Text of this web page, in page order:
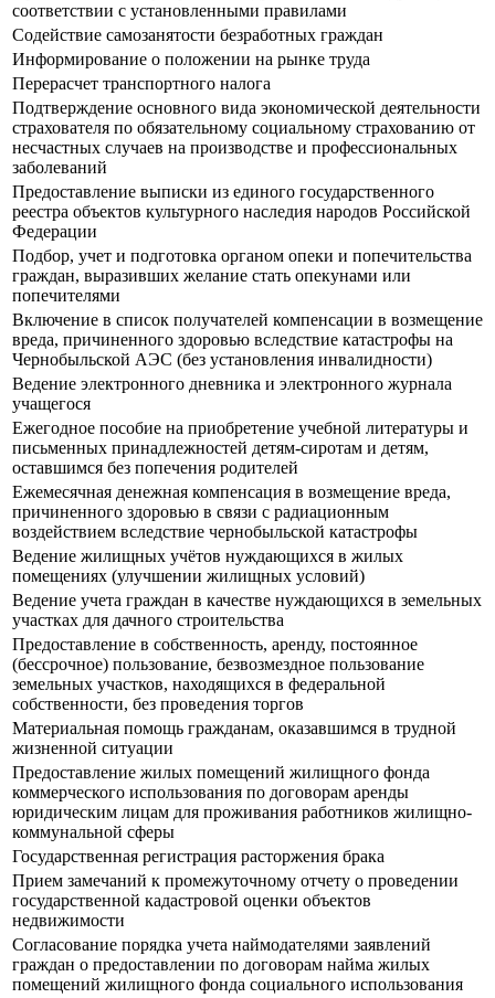
соответствии с установленными правилами
Содействие самозанятости безработных граждан
Информирование о положении на рынке труда
Перерасчет транспортного налога
Подтверждение основного вида экономической деятельности
страхователя по обязательному социальному страхованию от
несчастных случаев на производстве и профессиональных
заболеваний
Предоставление выписки из единого государственного
реестра объектов культурного наследия народов Российской
Федерации
Подбор, учет и подготовка органом опеки и попечительства
граждан, выразивших желание стать опекунами или
попечителями
Включение в список получателей компенсации в возмещение
вреда, причиненного здоровью вследствие катастрофы на
Чернобыльской АЭС (без установления инвалидности)
Ведение электронного дневника и электронного журнала
учащегося
Ежегодное пособие на приобретение учебной литературы и
письменных принадлежностей детям-сиротам и детям,
оставшимся без попечения родителей
Ежемесячная денежная компенсация в возмещение вреда,
причиненного здоровью в связи с радиационным
воздействием вследствие чернобыльской катастрофы
Ведение жилищных учётов нуждающихся в жилых
помещениях (улучшении жилищных условий)
Ведение учета граждан в качестве нуждающихся в земельных
участках для дачного строительства
Предоставление в собственность, аренду, постоянное
(бессрочное) пользование, безвозмездное пользование
земельных участков, находящихся в федеральной
собственности, без проведения торгов
Материальная помощь гражданам, оказавшимся в трудной
жизненной ситуации
Предоставление жилых помещений жилищного фонда
коммерческого использования по договорам аренды
юридическим лицам для проживания работников жилищно-
коммунальной сферы
Государственная регистрация расторжения брака
Прием замечаний к промежуточному отчету о проведении
государственной кадастровой оценки объектов
недвижимости
Согласование порядка учета наймодателями заявлений
граждан о предоставлении по договорам найма жилых
помещений жилищного фонда социального использования